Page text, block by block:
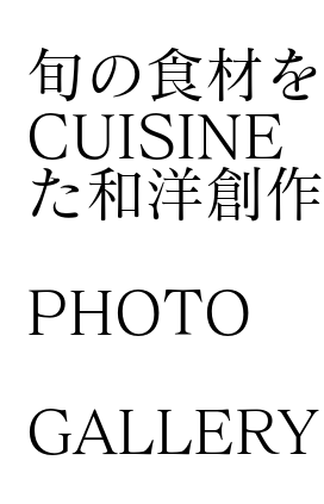
CUISINE
旬の食材
た和洋創
​PHOTO
GALLERY